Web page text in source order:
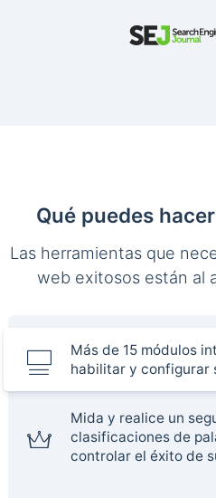
Qué puedes
Las herramientas que
web exitosos están al
Más de 15 módulos
habilitar y configurar
Mida y realice un
clasificaciones de
controlar el éxito de